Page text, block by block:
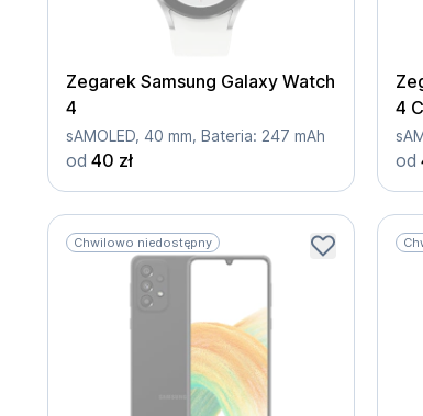
Zegarek Samsung Galaxy Watch
4
sAMOLED, 40 mm, Bateria: 247 mAh
od 40 zł
4
od
Chwilowo niedostępny